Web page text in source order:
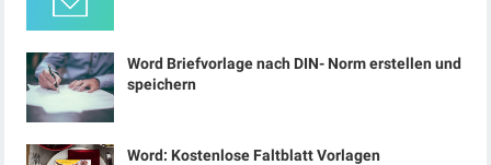
Word Briefvorlage nach DIN- Norm erstellen und
speichern
Word: Kostenlose Faltblatt Vorlagen